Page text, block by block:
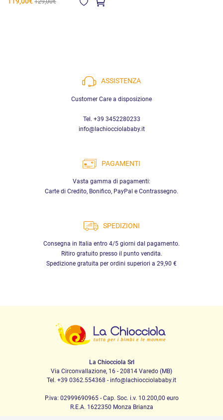
129,00€
ASSISTENZA
Customer Care a disposizione
Tel. +39 3452280233
info@lachiocciolababy.it
PAGAMENTI
Vasta gamma di pagamenti:
Carte di Credito, Bonifico, PayPal e Contrassegno.
SPEDIZIONI
Consegna in Italia entro 4/5 giorni dal pagamento.
Ritiro gratuito presso il punto vendita.
Spedizione gratuita per ordini superiori a 29,90 €
La Chiocciola Srl
Via Circonvallazione, 16 - 20814 Varedo (MB)
Tel. +39 0362.554368 - info@lachiocciolababy.it
P.iva: 02999690965 - Cap. Soc. i.v. 10.200,00 euro
R.E.A. 1622350 Monza Brianza